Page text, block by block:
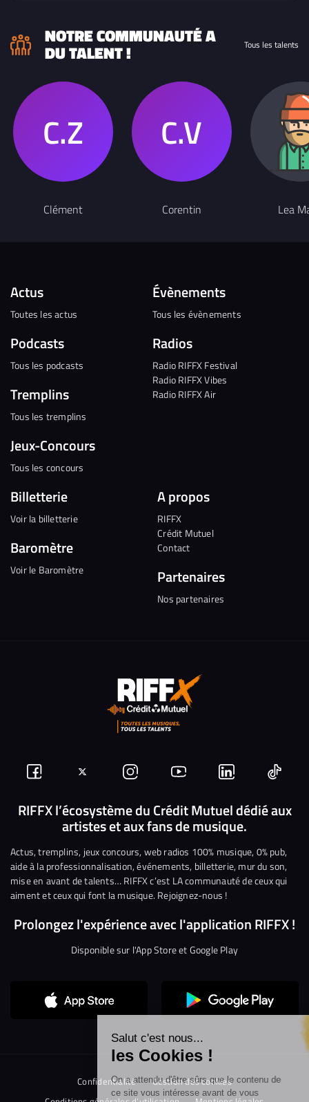
Continuer sans accepter
les Cookies !
On a attendu d'être sûrs que le contenu de
ce site vous intéresse avant de vous
NOTRE COMMUNAUTÉ A
DU TALENT ! Tous les talents
Clément Corentin Lea
Actus
Toutes les actus
Podcasts
Tous les podcasts
Tremplins
Tous les tremplins
Jeux-Concours
Tous les concours
Évènements
Tous les évènements
Radios
Radio RIFFX Festival
Radio RIFFX Vibes
Radio RIFFX Air
Billetterie
Voir la billetterie
Baromètre
Voir le Baromètre
A propos
RIFFX
Crédit Mutuel
Contact
Partenaires
Nos partenaires
Suivez-
nous
Facebook
Suivez-
nous
sur
Twitter
Nous
rejoindre
sur
Instagram
Nous
rejoindre
sur
YouTube
Nous
rejoindre
sur
Linkedin
Nous
RIFFX l’écosystème du Crédit Mutuel dédié aux
artistes et aux fans de musique.
Actus, tremplins, jeux concours, web radios 100% musique, 0% pub,
aide à la professionnalisation, événements, billetterie, mur du son,
mise en avant de talents… RIFFX c’est LA communauté de ceux qui
aiment et ceux qui font la musique. Rejoignez-nous !
Prolongez l'expérience avec l'application RIFFX !
Disponible sur l'App Store et Google Play
Confidentialité
Gestion des cookies